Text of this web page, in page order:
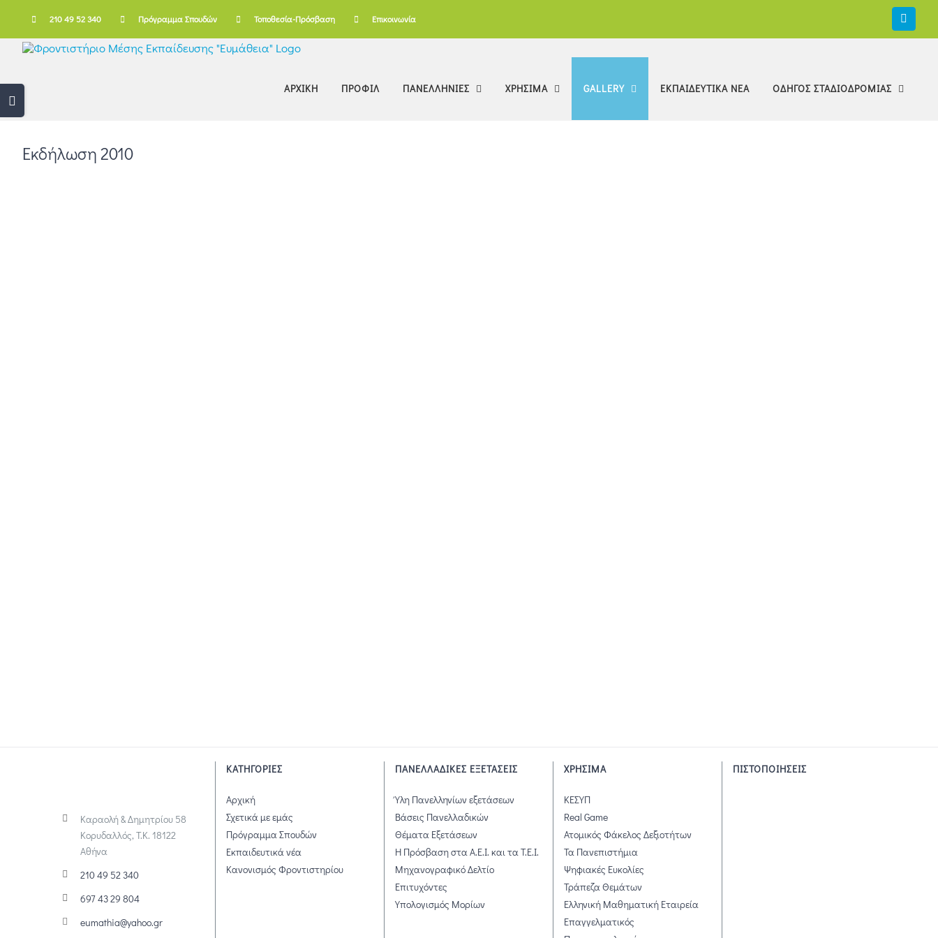
content
210 49 52 340 Πρόγραμμα Σπουδών Τοποθεσία-Πρόσβαση Επικοινωνία
ΑΡΧΙΚΗ ΠΡΟΦΙΛ ΠΑΝΕΛΛΗΝΙΕΣ ΧΡΗΣΙΜΑ GALLERY ΕΚΠΑΙΔΕΥΤΙΚΑ ΝΕΑ ΟΔΗΓΟΣ ΣΤΑΔΙΟΔΡΟΜΙΑΣ
Εκδήλωση 2010
Καραολή & Δημητρίου 58
Κορυδαλλός, Τ.Κ. 18122
Αθήνα
210 49 52 340
697 43 29 804
eumathia@yahoo.gr
ΚΑΤΗΓΟΡΙΕΣ
Αρχική
Σχετικά με εμάς
Πρόγραμμα Σπουδών
Εκπαιδευτικά νέα
Κανονισμός Φροντιστηρίου
ΠΑΝΕΛΛΑΔΙΚΕΣ ΕΞΕΤΑΣΕΙΣ
Ύλη Πανελληνίων εξετάσεων
Βάσεις Πανελλαδικών
Θέματα Εξετάσεων
Η Πρόσβαση στα Α.Ε.Ι. και τα Τ.Ε.Ι.
Μηχανογραφικό Δελτίο
Επιτυχόντες
Υπολογισμός Μορίων
ΧΡΗΣΙΜΑ
ΚΕΣΥΠ
Real Game
Ατομικός Φάκελος Δεξιοτήτων
Τα Πανεπιστήμια
Ψηφιακές Ευκολίες
Τράπεζα Θεμάτων
Ελληνική Μαθηματική Εταιρεία
Επαγγελματικός
ΠΙΣΤΟΠΟΙΗΣΕΙΣ
Sliding